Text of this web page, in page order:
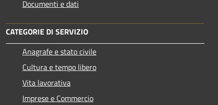
Documenti e dati
CATEGORIE DI SERVIZIO
Anagrafe e stato civile
Cultura e tempo libero
Vita lavorativa
Imprese e Commercio